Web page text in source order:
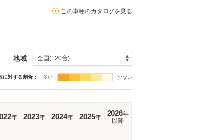
この車種のカタログを見る
地域
に対する割合： 多い 少ない
年 2023年 2024年 2025年 2026年
以降